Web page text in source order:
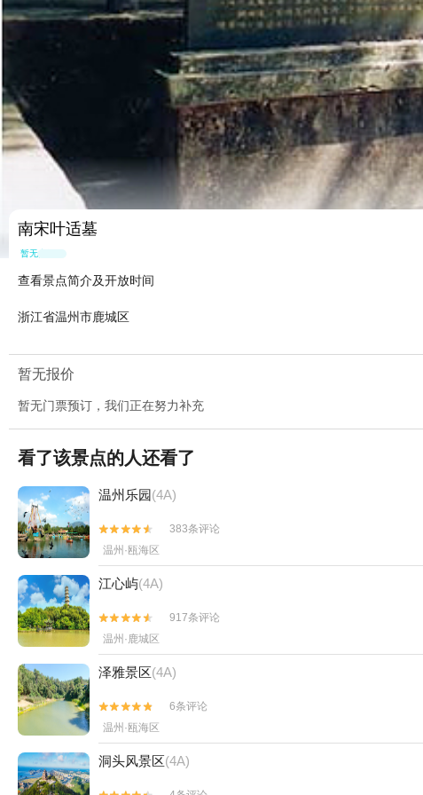
南宋叶适墓
暂无点评
查看景点简介及开放时间
浙江省温州市鹿城区
暂无报价
暂无门票预订，我们正在努力补充
看了该景点的人还看了
温州乐园(4A)


383条评论
温州·瓯海区
江心屿(4A)


917条评论
温州·鹿城区
泽雅景区(4A)


6条评论
温州·瓯海区
洞头风景区(4A)